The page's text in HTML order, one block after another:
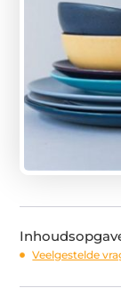
Veelgestelde